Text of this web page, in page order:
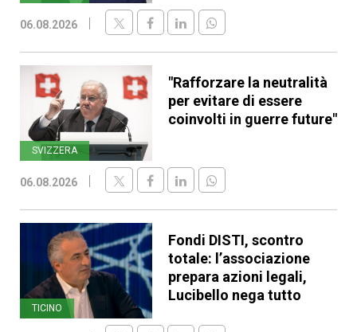
06.08.2026
SVIZZERA
"Rafforzare la neutralità
per evitare di essere
coinvolti in guerre future"
06.08.2026
TICINO
Fondi DISTI, scontro
totale: l’associazione
prepara azioni legali,
Lucibello nega tutto